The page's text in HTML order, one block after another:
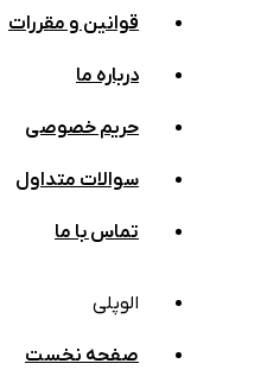
قوانین و مقررات
درباره ما
حریم خصوصی
سوالات متداول
تماس با ما
الوپلی
صفحه نخست